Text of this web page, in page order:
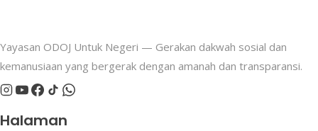
Yayasan ODOJ Untuk Negeri — Gerakan dakwah sosial dan
kemanusiaan yang bergerak dengan amanah dan transparansi.
Halaman